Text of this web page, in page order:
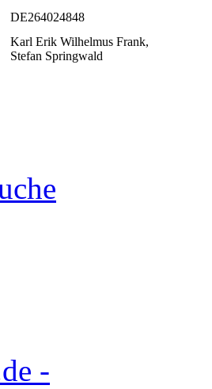
DE264024848
Karl Erik Wilhelmus Frank,
Stefan Springwald